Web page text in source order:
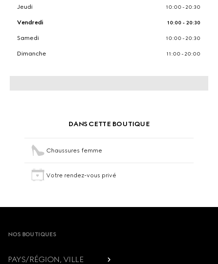
Jeudi 10:00 - 20:30
Vendredi 10:00 - 20:30
Samedi 10:00 - 20:30
Dimanche 11:00 - 20:00
DANS CETTE BOUTIQUE
Chaussures femme
Votre rendez-vous privé
Footer
NOS BOUTIQUES
PAYS/RÉGION, VILLE